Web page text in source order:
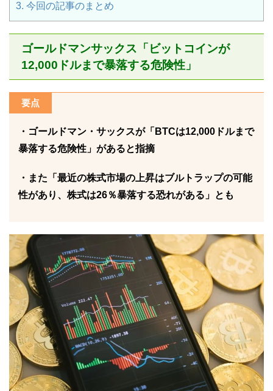
3. 今回の記事のまとめ
ゴールドマンサックス「ビットコインが
12,000ドルまで暴落する危険性」
要点
・ゴールドマン・サックスが「BTCは12,000ドルまで
暴落する危険性」があると指摘
・また「最近の株式市場の上昇はブルトラップの可能
性があり、株式は26％暴落する恐れがある」とも